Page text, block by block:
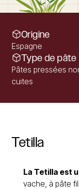
Origine
Espagne
Type de pâte
Pâtes pressées
cuites
Tetilla
La Tetilla est
vache, à pâte